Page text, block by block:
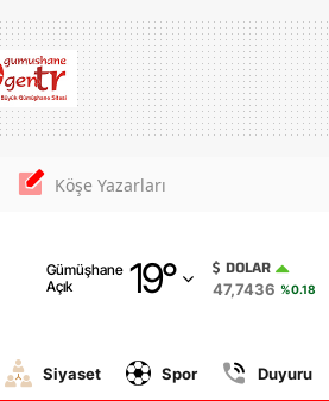
Köşe Yazarları
Gümüşhane
Açık
19°
Adana
Adıyaman
Amasya
Antalya
DOLAR
47,7436 %0.18
Siyaset Spor Duyuru